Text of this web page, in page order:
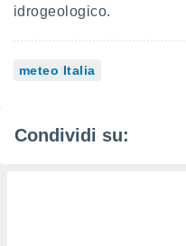
idrogeologico.
meteo Italia
Condividi su: